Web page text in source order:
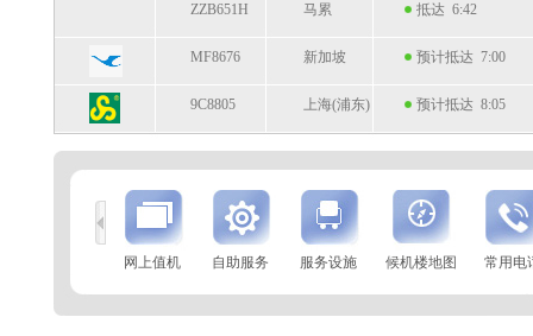
ZZB651H 马累 抵达 6:42
MF8676 新加坡 预计抵达 7:00
9C8805 上海(浦东) 预计抵达 8:05
到
航空公司 航班号 到达城市
起飞时间
网上值机 自助服务 服务设施 候机楼地图 常用电